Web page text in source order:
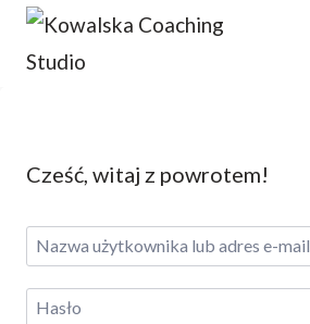
Przeskocz
Cześć, witaj z powrotem!